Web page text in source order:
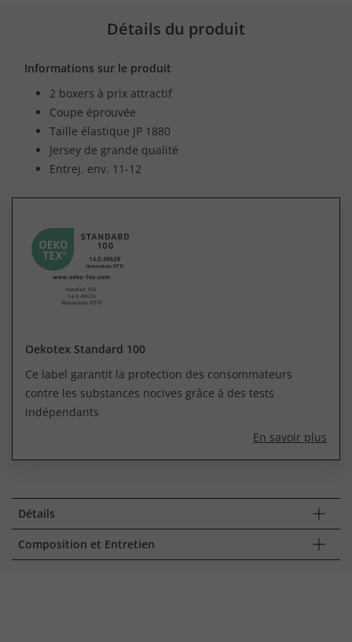
Détails du produit
Informations sur le produit
2 boxers à prix attractif
Coupe éprouvée
Taille élastique JP 1880
Jersey de grande qualité
Entrej. env. 11-12
Oekotex Standard 100
Ce label garantit la protection des consommateurs
contre les substances nocives grâce à des tests
indépendants
En savoir plus
Détails
Composition et Entretien